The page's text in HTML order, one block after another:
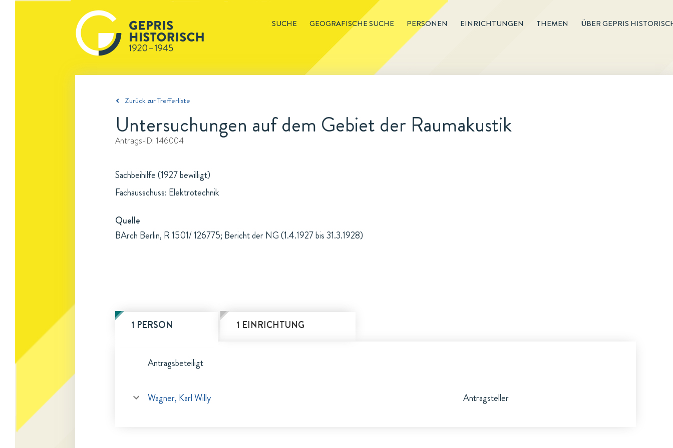
SUCHE GEOGRAFISCHE SUCHE PERSONEN EINRICHTUNGEN THEMEN ÜBER GEPRIS
Zurück zur Trefferliste
Untersuchungen auf dem Gebiet der Raumakustik
Antrags-ID: 146004
Sachbeihilfe (1927 bewilligt)
Fachausschuss: Elektrotechnik
Quelle
BArch Berlin, R 1501/ 126775; Bericht der NG (1.4.1927 bis 31.3.1928)
1 PERSON 1 EINRICHTUNG
Antragsbeteiligt
Wagner, Karl Willy Antragsteller